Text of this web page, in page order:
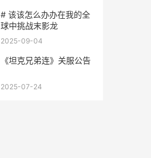
# 该该怎么办办在我的全
球中挑战末影龙
2025-09-04
《坦克兄弟连》关服公告
2025-07-24